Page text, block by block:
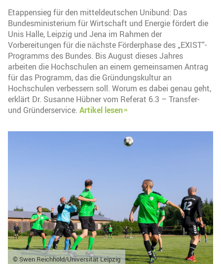
Etappensieg für den mitteldeutschen Unibund: Das
Bundesministerium für Wirtschaft und Energie fördert die
Unis Halle, Leipzig und Jena im Rahmen der
Vorbereitungen für die nächste Förderphase des „EXIST“-
Programms des Bundes. Bis August dieses Jahres
arbeiten die Hochschulen an einem gemeinsamen Antrag
für das Programm, das die Gründungskultur an
Hochschulen verbessern soll. Worum es dabei genau geht,
erklärt Dr. Susanne Hübner vom Referat 6.3 – Transfer-
und Gründerservice. Artikel lesen
© Swen Reichhold/Universität Leipzig